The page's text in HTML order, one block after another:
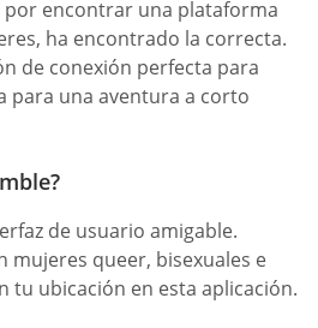
por encontrar una plataforma
ha encontrado la correcta.
de conexión perfecta para
para una aventura a corto
de usuario amigable.
mujeres queer, bisexuales e
tu ubicación en esta aplicación.